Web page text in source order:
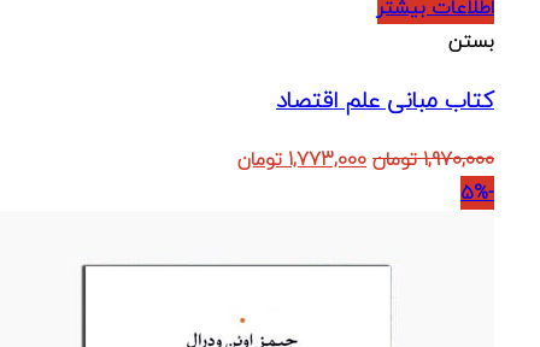
اطلاعات بیشتر
بستن
کتاب مبانی علم اقتصاد
1,970,000تومانقیمت
بود.
1,773,000تومانقیمت
-5%